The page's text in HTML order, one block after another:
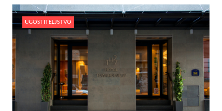
UGOSTITELJSTVO